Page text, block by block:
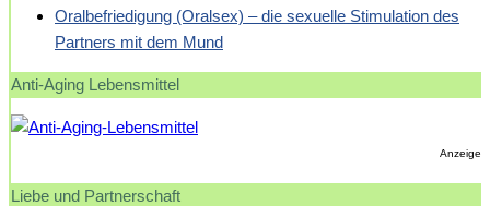
Oralbefriedigung (Oralsex) – die sexuelle Stimulation des
Partners mit dem Mund
Anti-Aging Lebensmittel
Anzeige
Liebe und Partnerschaft